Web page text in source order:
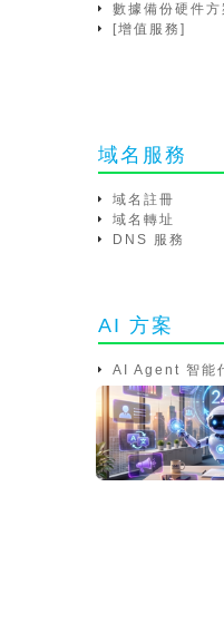
數據備份硬件方
[增值服務]
域名服務
域名註冊
域名轉址
DNS 服務
AI 方案
AI Agent 智能